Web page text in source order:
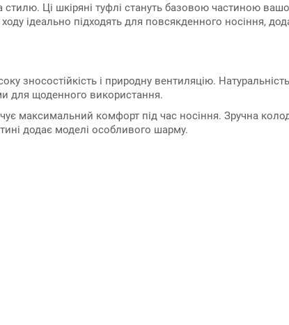
стилю. Ці шкіряні туфлі стануть базовою частиною
ідеально підходять для повсякденного носіння,
зносостійкість і природну вентиляцію.
для щоденного використання.
максимальний комфорт під час носіння. Зручна
додає моделі особливого шарму.